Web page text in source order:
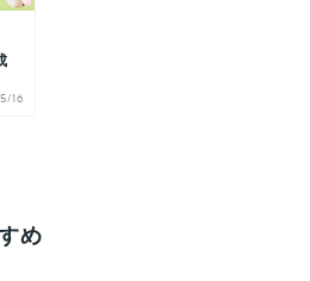
16
め